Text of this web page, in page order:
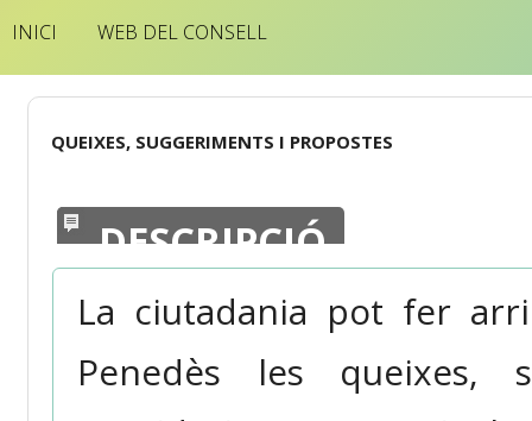
INICI WEB DEL CONSELL
QUEIXES, SUGGERIMENTS I PROPOSTES
DESCRIPCIÓ
La ciutadania pot fer
Penedès les queixes,